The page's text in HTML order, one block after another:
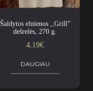
Šaldytos elnienos ,,Grill”
dešrelės, 270 g.
4.19€
DAUGIAU